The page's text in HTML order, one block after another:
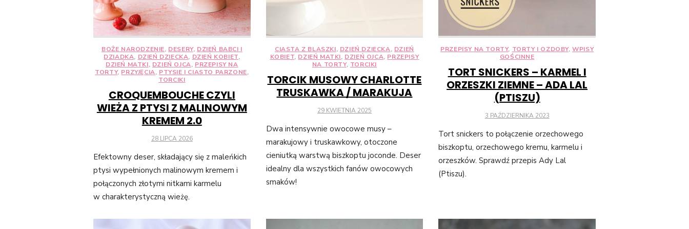
BOŻE NARODZENIE, DESERY, DZIEŃ BABCI I
DZIADKA, DZIEŃ DZIECKA, DZIEŃ KOBIET,
DZIEŃ MATKI, DZIEŃ OJCA, PRZEPISY NA
TORTY, PRZYJĘCIA, PTYSIE I CIASTO PARZONE,
TORCIKI
CROQUEMBOUCHE CZYLI
WIEŻA Z PTYSI Z MALINOWYM
KREMEM 2.0
POSTED
28 LIPCA 2026
Efektowny deser, składający się z maleńkich
ptysi wypełnionych malinowym kremem i
połączonych złotymi nitkami karmelu
w charakterystyczną wieżę.
CIASTA Z BLASZKI, DZIEŃ DZIECKA, DZIEŃ
KOBIET, DZIEŃ MATKI, DZIEŃ OJCA, PRZEPISY
NA TORTY, TORCIKI
TORCIK MUSOWY CHARLOTTE
TRUSKAWKA / MARAKUJA
POSTED
29 KWIETNIA 2025
Dwa intensywnie owocowe musy –
marakujowy i truskawkowy, otoczone
cieniutką warstwą biszkoptu joconde. Deser
idealny dla wszystkich fanów owocowych
smaków!
PRZEPISY NA TORTY, TORTY I OZDOBY,WPISY
GOŚCINNE
TORT SNICKERS – KARMEL I
ORZESZKI ZIEMNE – ADA LAL
(PTISZU)
POSTED
3 PAŹDZIERNIKA 2023
Tort snickers to połączenie orzechowego
biszkoptu, orzechowego kremu, karmelu i
orzeszków. Sprawdź przepis Ady Lal
(Ptiszu).
i strukturę
strony
internetowej,
tego, jak
strona jest
używana.
Doświadczenie
Aby nasza
strona
twojego